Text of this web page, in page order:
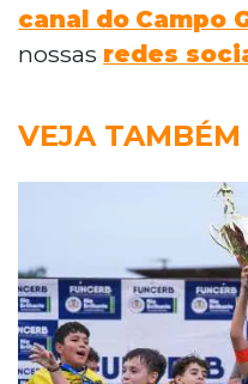
canal do Campo
nossas redes
VEJA TAMBÉM